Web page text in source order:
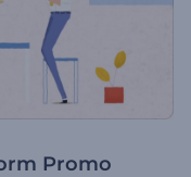
Promo